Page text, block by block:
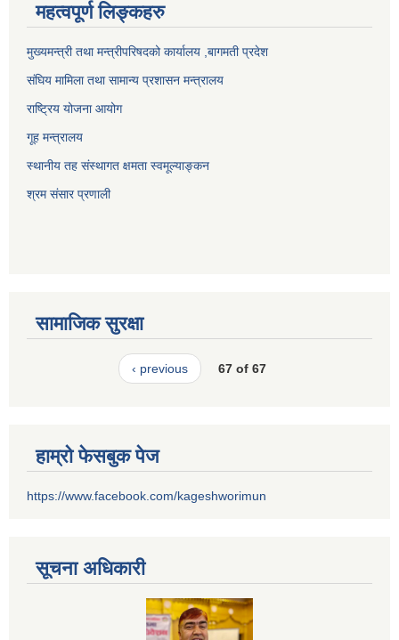
महत्वपूर्ण लिङ्कहरु
मुख्यमन्त्री तथा मन्त्रीपरिषदको कार्यालय ,बागमती प्रदेश
संघिय मामिला तथा सामान्य प्रशासन मन्त्रालय
राष्ट्रिय योजना आयोग
गूह मन्त्रालय
स्थानीय तह संस्थागत क्षमता स्वमूल्याङ्कन
श्रम संसार प्रणाली
सामाजिक सुरक्षा
‹ previous 67 of 67
हाम्रो फेसबुक पेज
https://www.facebook.com/kageshworimun
सूचना अधिकारी